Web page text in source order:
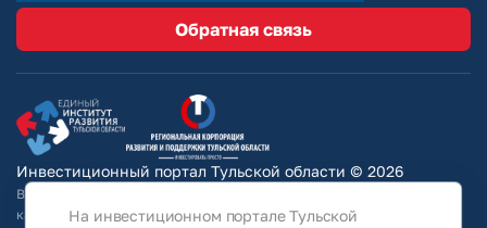
Обратная связь
Инвестиционный портал Тульской области © 2026
Вся информация на сайте носит ознакомительный характер и ни при
каких условиях не является публичной офертой, определяемой
На инвестиционном портале Тульской